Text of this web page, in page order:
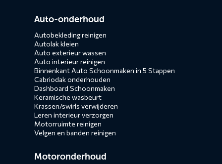
Auto-onderhoud
Autobekleding reinigen
Autolak kleien
Auto exterieur wassen
Auto interieur reinigen
Binnenkant Auto Schoonmaken in 5 Stappen
Cabriodak onderhouden
Dashboard Schoonmaken
Keramische wasbeurt
Krassen/swirls verwijderen
Leren interieur verzorgen
Motorruimte reinigen
Velgen en banden reinigen
Motoronderhoud